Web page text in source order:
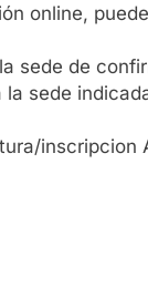
online,
sede de
sede
inscripcion